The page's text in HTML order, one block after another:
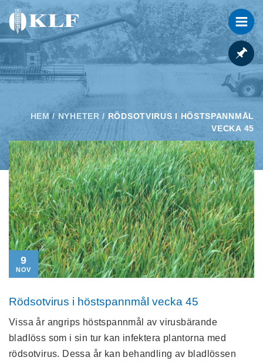
HEM /NYHETER / RÖDSOTVIRUS I HÖSTSPANNMÅL
VECKA 45
9
NOV
Rödsotvirus i höstspannmål vecka 45
Vissa år angrips höstspannmål av virusbärande
bladlöss som i sin tur kan infektera plantorna med
rödsotvirus. Dessa år kan behandling av bladlössen